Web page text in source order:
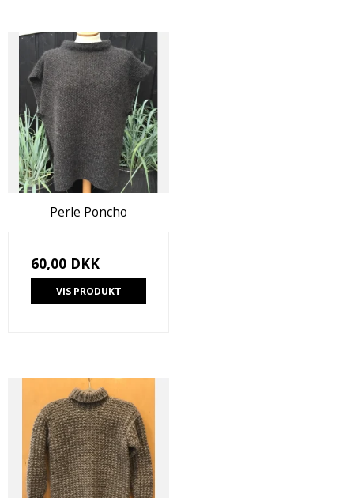
Perle Poncho
60,00 DKK
VIS PRODUKT